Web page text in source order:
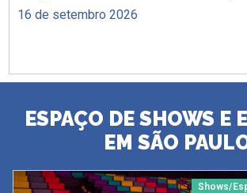
16 de setembro 2026
ESPAÇO DE SHOWS E
EM SÃO
Shows/